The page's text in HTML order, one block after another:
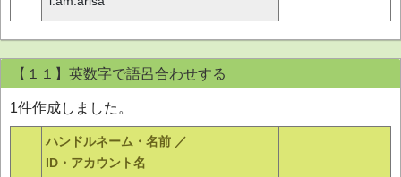
【１１】英数字で語呂合わせする
1件作成しました。
ハンドルネーム・名前 ／
ID・アカウント名